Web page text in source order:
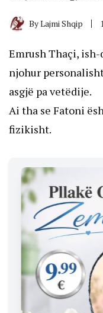
ByLajmi Shqip
Emrush Thaçi,
njohur
asgjë pa vetëdije.
Ai tha se Fatoni
fizikisht.